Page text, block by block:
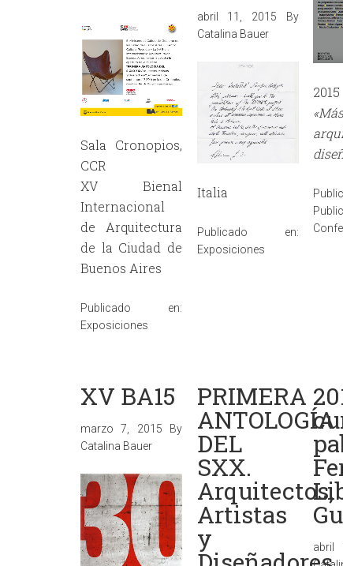
Sala Cronopios,
CCR
XV Bienal
Internacional
de Arquitectura
de la Ciudad de
Buenos Aires
Publicado en:
Exposiciones
abril 11, 2015 By
Catalina Bauer
Italia
Publicado en:
Exposiciones
2015
XV BA15
marzo 7, 2015 By
Catalina Bauer
PRIMERA
ANTOLOGÍA
DEL
SXX.
Arquitectos,
Artistas
y abril